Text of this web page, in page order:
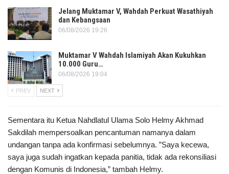
Jelang Muktamar V, Wahdah Perkuat Wasathiyah
dan Kebangsaan
06/08/2026 19:26
Muktamar V Wahdah Islamiyah Akan Kukuhkan
10.000 Guru…
06/08/2026 19:04
PREV NEXT
Sementara itu Ketua Nahdlatul Ulama Solo Helmy Akhmad
Sakdilah mempersoalkan pencantuman namanya dalam
undangan tanpa ada konfirmasi sebelumnya. ”Saya kecewa,
saya juga sudah ingatkan kepada panitia, tidak ada rekonsiliasi
dengan Komunis di Indonesia,” tambah Helmy.